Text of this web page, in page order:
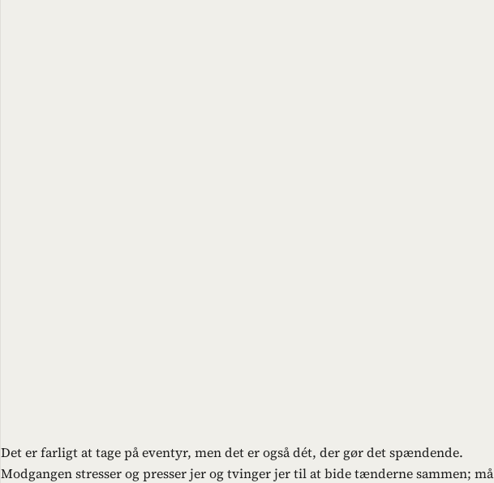
Det er farligt at tage på eventyr, men det er også dét, der gør det spændende.
Modgangen stresser og presser jer og tvinger jer til at bide tænderne sammen; må